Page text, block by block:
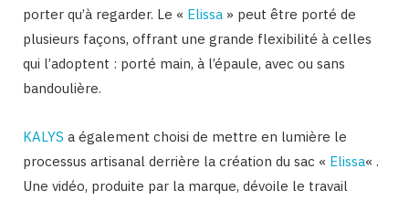
porter qu’à regarder. Le « Elissa » peut être porté de
plusieurs façons, offrant une grande flexibilité à celles
qui l’adoptent : porté main, à l’épaule, avec ou sans
bandoulière.
KALYS a également choisi de mettre en lumière le
processus artisanal derrière la création du sac « Elissa« .
Une vidéo, produite par la marque, dévoile le travail